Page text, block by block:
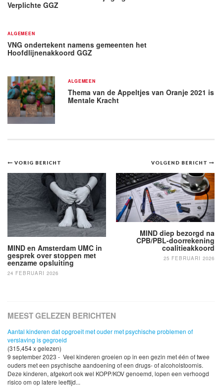
Verplichte GGZ
ALGEMEEN
VNG ondertekent namens gemeenten het
Hoofdlijnenakkoord GGZ
ALGEMEEN
Thema van de Appeltjes van Oranje 2021 is
Mentale Kracht
Bericht
navigatie
VOLGEND BERICHT
MIND diep bezorgd na
CPB/PBL-doorrekening
coalitieakkoord
25 FEBRUARI 2026
VORIG BERICHT
MIND en Amsterdam UMC in
gesprek over stoppen met
eenzame opsluiting
24 FEBRUARI 2026
MEEST GELEZEN BERICHTEN
Aantal kinderen dat opgroeit met ouder met psychische problemen of
verslaving is gegroeid
(315,454 x gelezen)
9 september 2023 - Veel kinderen groeien op in een gezin met één of twee
ouders met een psychische aandoening of een drugs- of alcoholstoornis.
Deze kinderen, afgekort ook wel KOPP/KOV genoemd, lopen een verhoogd
risico om op latere leeftijd...